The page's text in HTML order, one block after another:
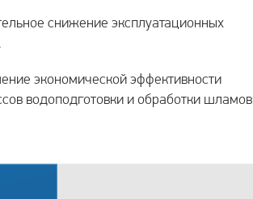
снижение эксплуатационных
экономической эффективности
водоподготовки и обработки шламов.